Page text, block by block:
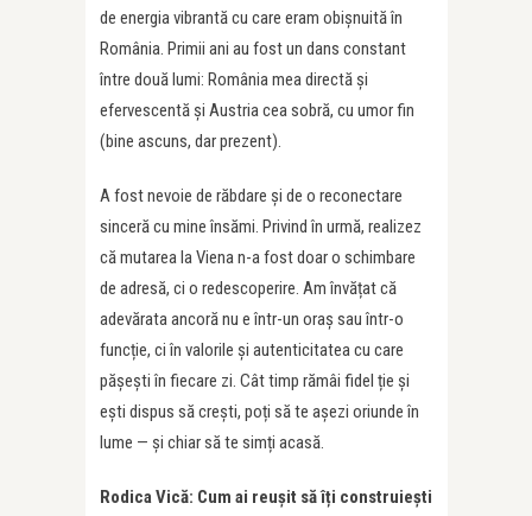
de energia vibrantă cu care eram obișnuită în
România. Primii ani au fost un dans constant
între două lumi: România mea directă și
efervescentă și Austria cea sobră, cu umor fin
(bine ascuns, dar prezent).
A fost nevoie de răbdare și de o reconectare
sinceră cu mine însămi. Privind în urmă, realizez
că mutarea la Viena n-a fost doar o schimbare
de adresă, ci o redescoperire. Am învățat că
adevărata ancoră nu e într-un oraș sau într-o
funcție, ci în valorile și autenticitatea cu care
pășești în fiecare zi. Cât timp rămâi fidel ție și
ești dispus să crești, poți să te așezi oriunde în
lume — și chiar să te simți acasă.
Rodica Vică: Cum ai reușit să îți construiești